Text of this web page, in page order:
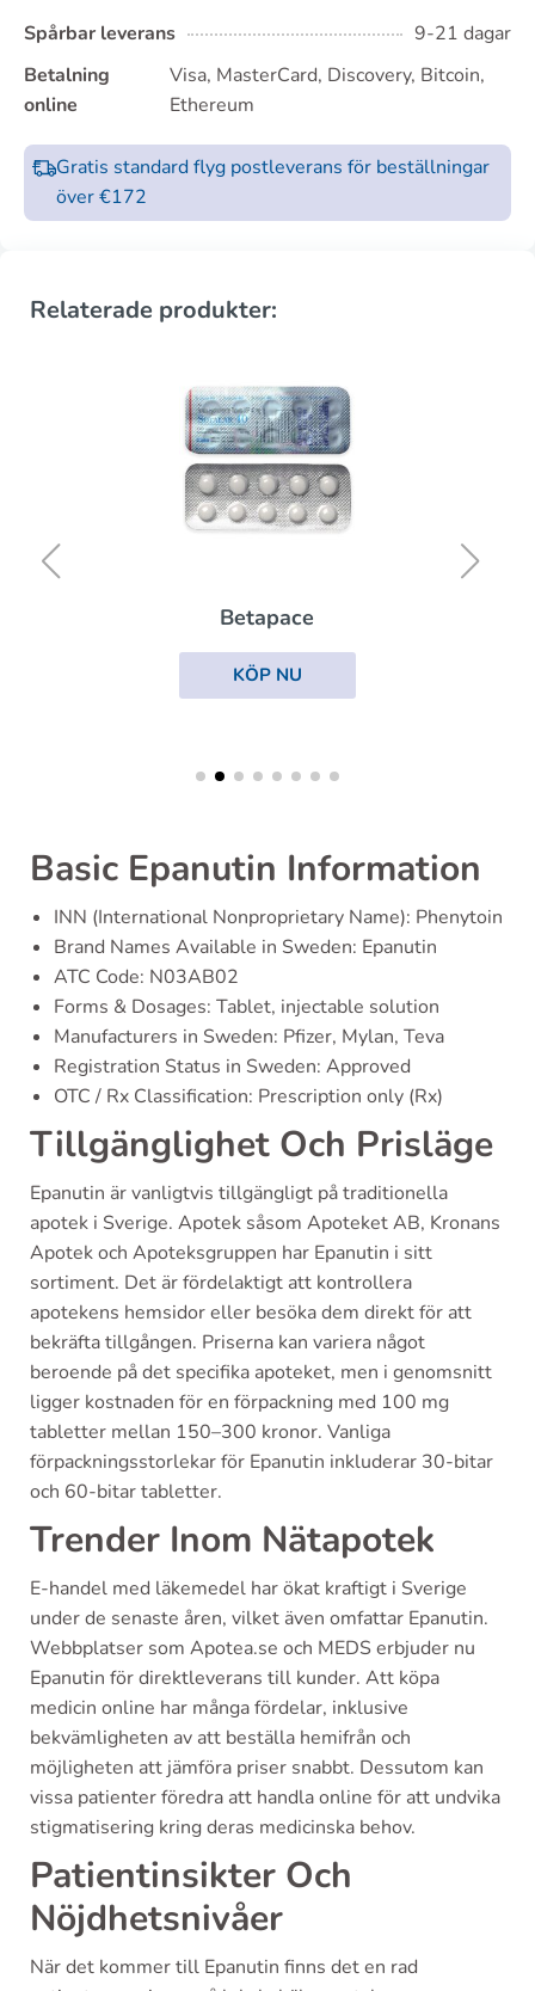
Spårbar leverans
9-21 dagar
Betalning
online
Visa, MasterCard, Discovery, Bitcoin,
Ethereum
Gratis standard flyg postleverans för beställningar
över €172
Relaterade produkter:
Betapace
KÖP NU
Basic Epanutin Information
INN (International Nonproprietary Name): Phenytoin
Brand Names Available in Sweden: Epanutin
ATC Code: N03AB02
Forms & Dosages: Tablet, injectable solution
Manufacturers in Sweden: Pfizer, Mylan, Teva
Registration Status in Sweden: Approved
OTC / Rx Classification: Prescription only (Rx)
Tillgänglighet Och Prisläge
Epanutin är vanligtvis tillgängligt på traditionella
apotek i Sverige. Apotek såsom Apoteket AB, Kronans
Apotek och Apoteksgruppen har Epanutin i sitt
sortiment. Det är fördelaktigt att kontrollera
apotekens hemsidor eller besöka dem direkt för att
bekräfta tillgången. Priserna kan variera något
beroende på det specifika apoteket, men i genomsnitt
ligger kostnaden för en förpackning med 100 mg
tabletter mellan 150–300 kronor. Vanliga
förpackningsstorlekar för Epanutin inkluderar 30-bitar
och 60-bitar tabletter.
Trender Inom Nätapotek
E-handel med läkemedel har ökat kraftigt i Sverige
under de senaste åren, vilket även omfattar Epanutin.
Webbplatser som Apotea.se och MEDS erbjuder nu
Epanutin för direktleverans till kunder. Att köpa
medicin online har många fördelar, inklusive
bekvämligheten av att beställa hemifrån och
möjligheten att jämföra priser snabbt. Dessutom kan
vissa patienter föredra att handla online för att undvika
stigmatisering kring deras medicinska behov.
Patientinsikter Och
Nöjdhetsnivåer
När det kommer till Epanutin finns det en rad